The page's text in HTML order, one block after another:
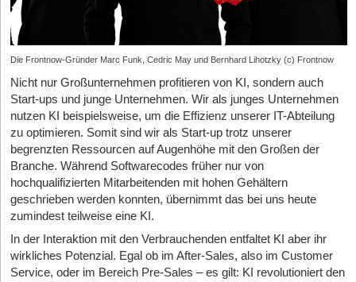
Die Frontnow-Gründer Marc Funk, Cedric May und Bernhard Lihotzky (c) Frontnow
Nicht nur Großunternehmen profitieren von KI, sondern auch
Start-ups und junge Unternehmen. Wir als junges Unternehmen
nutzen KI beispielsweise, um die Effizienz unserer IT-Abteilung
zu optimieren. Somit sind wir als Start-up trotz unserer
begrenzten Ressourcen auf Augenhöhe mit den Großen der
Branche. Während Softwarecodes früher nur von
hochqualifizierten Mitarbeitenden mit hohen Gehältern
geschrieben werden konnten, übernimmt das bei uns heute
zumindest teilweise eine KI.
In der Interaktion mit den Verbrauchenden entfaltet KI aber ihr
wirkliches Potenzial. Egal ob im After-Sales, also im Customer
Service, oder im Bereich Pre-Sales – es gilt: KI revolutioniert den